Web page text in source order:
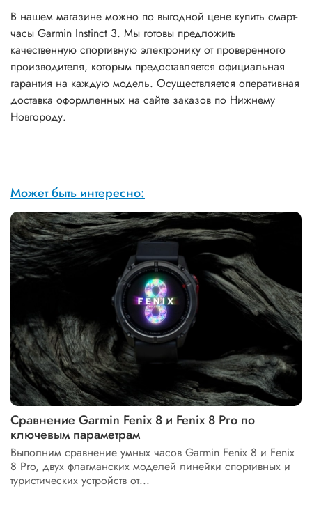
В нашем магазине можно по выгодной цене купить смарт-
часы Garmin Instinct 3. Мы готовы предложить
качественную спортивную электронику от проверенного
производителя, которым предоставляется официальная
гарантия на каждую модель. Осуществляется оперативная
доставка оформленных на сайте заказов по Нижнему
Новгороду.
Может быть интересно:
Сравнение Garmin Fenix 8 и Fenix 8 Pro по
ключевым параметрам
Выполним сравнение умных часов Garmin Fenix 8 и Fenix
8 Pro, двух флагманских моделей линейки спортивных и
туристических устройств от...